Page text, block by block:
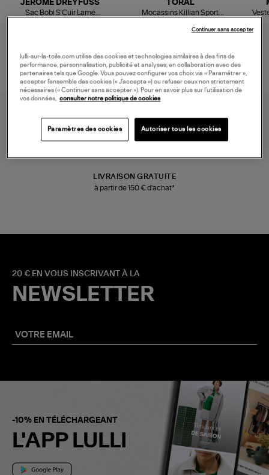
JEROME DREYFUSS
Sac Bobi S Cuir Lamé
TORAL
Mocassins Killian Sport
LIVRAISON GRATUITE
à partir de 150 € d'achat*
20 € EN VOUS INSCRIVANT À LA
NEWSLETTER
-10% EN TÉLÉCHARGEANT
L'APP LULLI
lulli-sur-la-toile.com utilise des cookies et technologies similaires à des fins de
performance, personnalisation, publicité et analyses, en collaboration avec des
partenaires tels que Google. Vous pouvez configurer vos choix via « Paramétrer »,
accepter l’ensemble des cookies (« J’accepte ») ou refuser ceux non strictement
nécessaires (« Continuer sans accepter »). Pour en savoir plus sur l’utilisation de
vos données, consulter notre politique de cookies
Paramètres des cookies Autoriser tous les cookies
Continuer sans accepter